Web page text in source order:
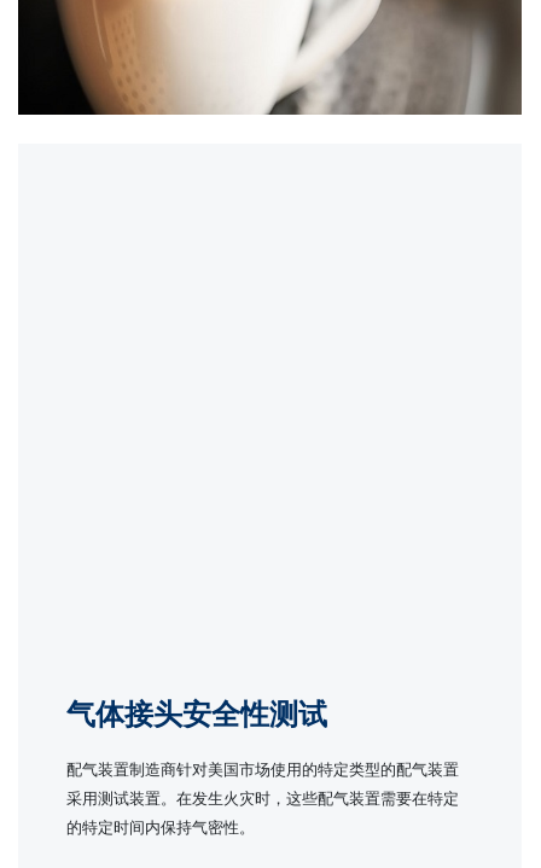
气体接头安全性测试
配气装置制造商针对美国市场使用的特定类型的配气装置
采用测试装置。在发生火灾时，这些配气装置需要在特定
的特定时间内保持气密性。